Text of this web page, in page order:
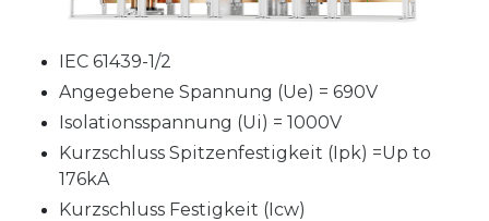
IEC 61439-1/2
Angegebene Spannung (Ue) = 690V
Isolationsspannung (Ui) = 1000V
Kurzschluss Spitzenfestigkeit (Ipk) =Up to
176kA
Kurzschluss Festigkeit (Icw)